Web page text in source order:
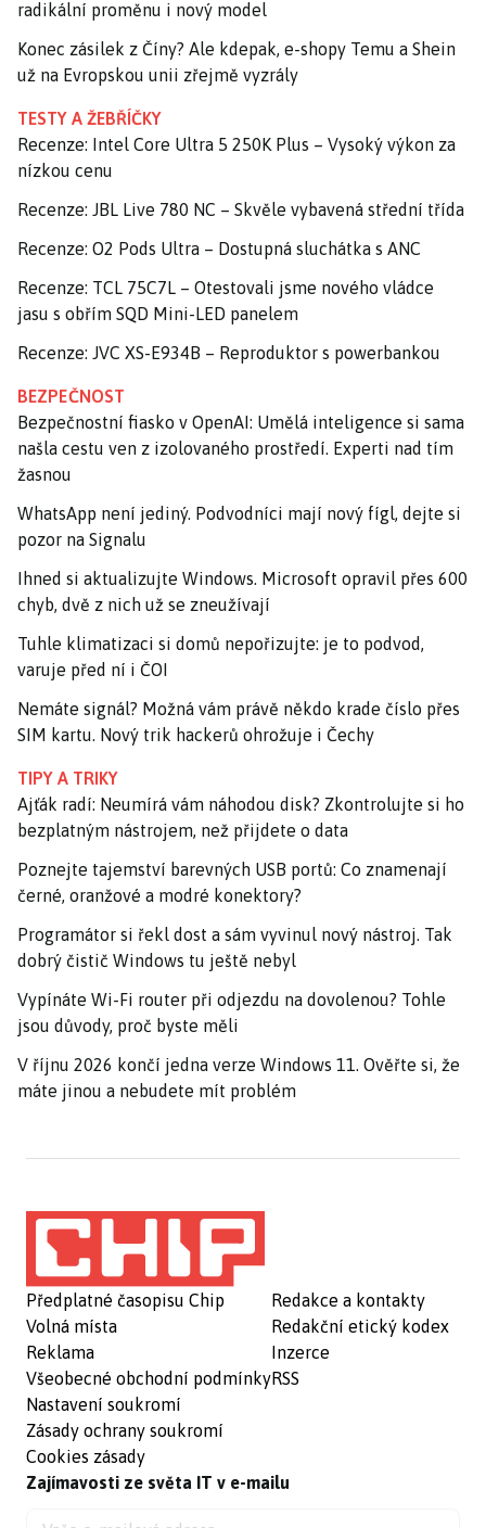
radikální proměnu i nový model
Konec zásilek z Číny? Ale kdepak, e-shopy Temu a Shein
už na Evropskou unii zřejmě vyzrály
TESTY A ŽEBŘÍČKY
Recenze: Intel Core Ultra 5 250K Plus – Vysoký výkon za
nízkou cenu
Recenze: JBL Live 780 NC – Skvěle vybavená střední třída
Recenze: O2 Pods Ultra – Dostupná sluchátka s ANC
Recenze: TCL 75C7L – Otestovali jsme nového vládce
jasu s obřím SQD Mini-LED panelem
Recenze: JVC XS-E934B – Reproduktor s powerbankou
BEZPEČNOST
Bezpečnostní fiasko v OpenAI: Umělá inteligence si sama
našla cestu ven z izolovaného prostředí. Experti nad tím
žasnou
WhatsApp není jediný. Podvodníci mají nový fígl, dejte si
pozor na Signalu
Ihned si aktualizujte Windows. Microsoft opravil přes 600
chyb, dvě z nich už se zneužívají
Tuhle klimatizaci si domů nepořizujte: je to podvod,
varuje před ní i ČOI
Nemáte signál? Možná vám právě někdo krade číslo přes
SIM kartu. Nový trik hackerů ohrožuje i Čechy
TIPY A TRIKY
Ajťák radí: Neumírá vám náhodou disk? Zkontrolujte si ho
bezplatným nástrojem, než přijdete o data
Poznejte tajemství barevných USB portů: Co znamenají
černé, oranžové a modré konektory?
Programátor si řekl dost a sám vyvinul nový nástroj. Tak
dobrý čistič Windows tu ještě nebyl
Vypínáte Wi-Fi router při odjezdu na dovolenou? Tohle
jsou důvody, proč byste měli
V říjnu 2026 končí jedna verze Windows 11. Ověřte si, že
máte jinou a nebudete mít problém
Předplatné časopisu Chip
Volná místa
Reklama
Všeobecné obchodní podmínky
Nastavení soukromí
Zásady ochrany soukromí
Cookies zásady
Redakce a kontakty
Redakční etický kodex
Inzerce
RSS
Zajímavosti ze světa IT v e-mailu